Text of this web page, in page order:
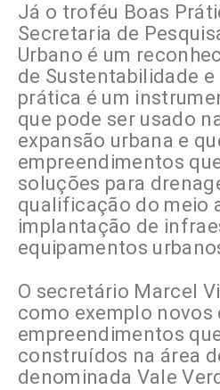
Já o troféu Boas
Secretaria de
Urbano é um
de Sustentabilidade
prática é um
que pode ser usado
expansão urbana e
empreendimentos
soluções para
qualificação do meio
implantação de
equipamentos
O secretário Marcel
como exemplo
empreendimentos
construídos na área
denominada Vale